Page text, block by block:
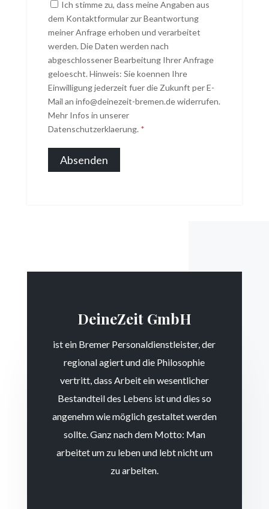
Ich stimme zu, dass meine Angaben aus
dem Kontaktformular zur Beantwortung
meiner Anfrage erhoben und verarbeitet
werden. Die Daten werden nach
abgeschlossener Bearbeitung Ihrer Anfrage
geloescht. Hinweis: Sie koennen Ihre
Einwilligung jederzeit fuer die Zukunft per E-
Mail an info@deinezeit-bremen.de widerrufen.
Mehr Infos in unserer
Datenschutzerklaerung. *
DeineZeit GmbH
ist ein Bremer Personaldienstleister, der
regional agiert und die Philosophie
vertritt, dass Arbeit ein wesentlicher
Bestandteil des Lebens ist und dies so
angenehm wie möglich gestaltet werden
sollte. Ganz nach dem Motto: Man
arbeitet um zu leben und lebt nicht um
zu arbeiten.